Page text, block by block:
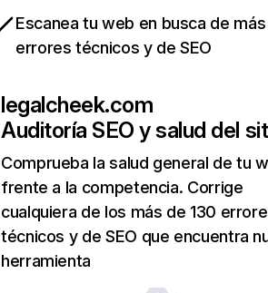
Escanea tu web en busca de
errores técnicos y de SEO
legalcheek.com
Auditoría SEO y salud del
Comprueba la salud general de tu
frente a la competencia. Corrige
cualquiera de los más de 130
técnicos y de SEO que encuentra
herramienta